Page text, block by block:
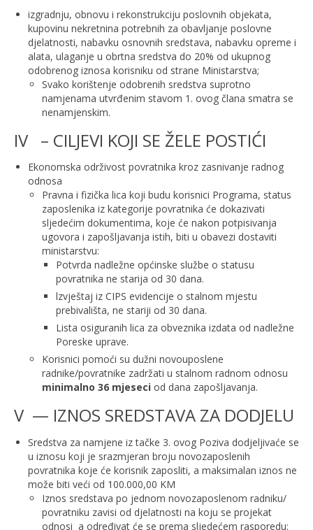
izgradnju, obnovu i rekonstrukciju poslovnih objekata,
kupovinu nekretnina potrebnih za obavljanje poslovne
djelatnosti, nabavku osnovnih sredstava, nabavku opreme i
alata, ulaganje u obrtna sredstva do 20% od ukupnog
odobrenog iznosa korisniku od strane Ministarstva;
Svako korištenje odobrenih sredstva suprotno
namjenama utvrđenim stavom 1. ovog člana smatra se
nenamjenskim.
IV – CILJEVI KOJI SE ŽELE POSTIĆI
Ekonomska održivost povratnika kroz zasnivanje radnog
odnosa
Pravna i fizička lica koji budu korisnici Programa, status
zaposlenika iz kategorije povratnika će dokazivati
sljedećim dokumentima, koje će nakon potpisivanja
ugovora i zapošljavanja istih, biti u obavezi dostaviti
ministarstvu:
Potvrda nadležne općinske službe o statusu
povratnika ne starija od 30 dana.
lzvještaj iz CIPS evidencije o stalnom mjestu
prebivališta, ne stariji od 30 dana.
Lista osiguranih lica za obveznika izdata od nadležne
Poreske uprave.
Korisnici pomoći su dužni novouposlene
radnike/povratnike zadržati u stalnom radnom odnosu
minimalno 36 mjeseci od dana zapošljavanja.
V — IZNOS SREDSTAVA ZA DODJELU
Sredstva za namjene iz tačke 3. ovog Poziva dodjeljivaće se
u iznosu koji je srazmjeran broju novozaposlenih
povratnika koje će korisnik zaposliti, a maksimalan iznos ne
može biti veći od 100.000,00 KM
Iznos sredstava po jednom novozaposlenom radniku/
povratniku zavisi od djelatnosti na koju se projekat
odnosi a određivat će se prema sljedećem rasporedu: